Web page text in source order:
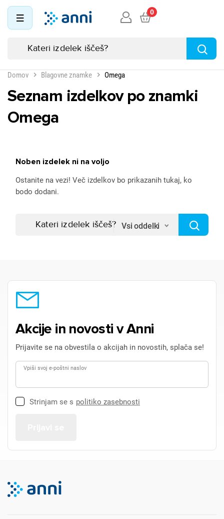
0
Domov Blagovne znamke Omega
Seznam izdelkov po znamki
Omega
Noben izdelek ni na voljo
Ostanite na vezi! Več izdelkov bo prikazanih tukaj, ko
bodo dodani.
Vsi oddelki
Akcije in novosti v Anni
Prijavite se na obvestila o akcijah in novostih, splača se!
Vpiši svoj e-poštni naslov
Strinjam se s politiko zasebnosti